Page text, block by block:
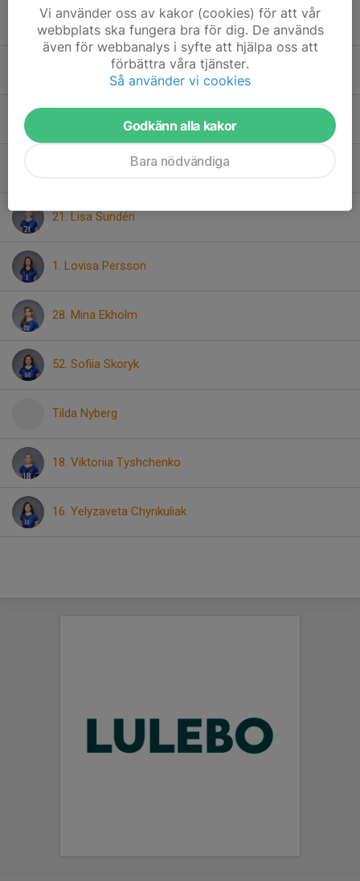
11. Ilona Nyman
29. Iyani Muthukuda Arachchige
8. Juliana Moreira
14. Linnéa Gustafsson
21. Lisa Sundén
1. Lovisa Persson
28. Mina Ekholm
52. Sofiia Skoryk
Tilda Nyberg
18. Viktoriia Tyshchenko
16. Yelyzaveta Chynkuliak
Vi använder oss av kakor (cookies) för att vår
webbplats ska fungera bra för dig. De används
även för webbanalys i syfte att hjälpa oss att
förbättra våra tjänster.
Så använder vi cookies
Godkänn alla kakor
Bara nödvändiga